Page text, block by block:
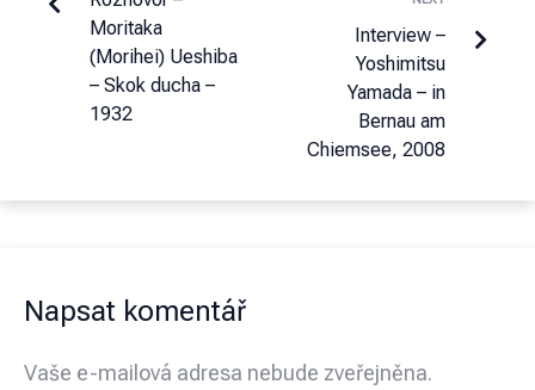
Moritaka
(Morihei) Ueshiba
– Skok ducha –
1932
Interview –
Yoshimitsu
Yamada – in
Bernau am
Chiemsee, 2008
Napsat komentář
Vaše e-mailová adresa nebude zveřejněna.